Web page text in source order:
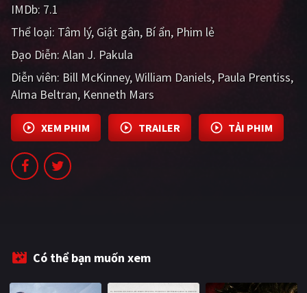
Ấn Độ
Tổng hợp
CẬP NHẬT
PHIM MỚI
PHIM BỘ
TUYỂN TẬP PHIM
BLOG
IMDb: 7.1
Thể loại: Tâm lý Giật gân Bí ẩn Phim lẻ
Đạo Diễn: Alan J. Pakula
Diễn viên: Bill McKinney William Daniels Paula Prentiss
Alma Beltran Kenneth Mars
XEM PHIM TRAILER TẢI PHIM
Có thể bạn muốn xem